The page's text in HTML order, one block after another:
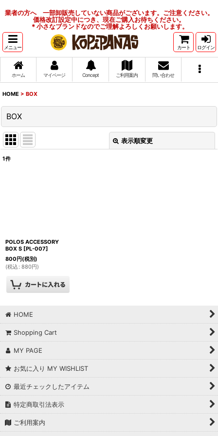
業者の方へ 一部卸販売していない商品がございます。ご注意ください。
価格改訂設定中につき、現在ご購入お待ちください。
＊小さなブランドなのでご理解よろしくお願いします。
メニュー カート ログイン
ホーム マイページ Concept ご利用案内 問い合わせ
HOME > BOX
BOX
表示順変更
1件
POLOS ACCESSORY
BOX S [PL-007]
800 円 (税別)
(税込 : 880円)
HOME
Shopping Cart
MY PAGE
お気に入り MY WISHLIST
最近チェックしたアイテム
特定商取引法表示
ご利用案内